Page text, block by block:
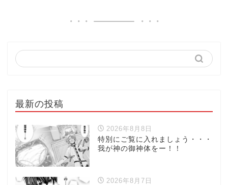
最新の投稿
2026年8月8日
特別にご覧に入れましょう・・・
我が神の御神体をー！！
2026年8月7日